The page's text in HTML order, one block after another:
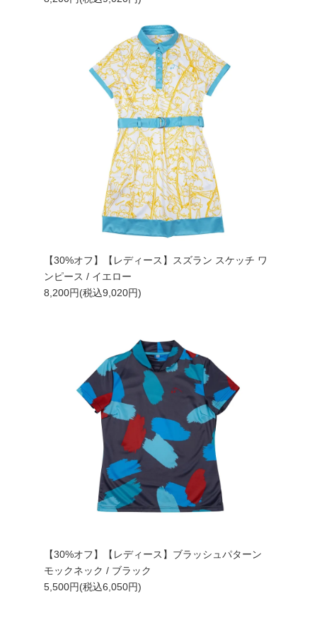
【30%オフ】【レディース】スズラン スケッチ ワ
ンピース / イエロー
8,200円(税込9,020円)
【30%オフ】【レディース】ブラッシュパターン
モックネック / ブラック
5,500円(税込6,050円)